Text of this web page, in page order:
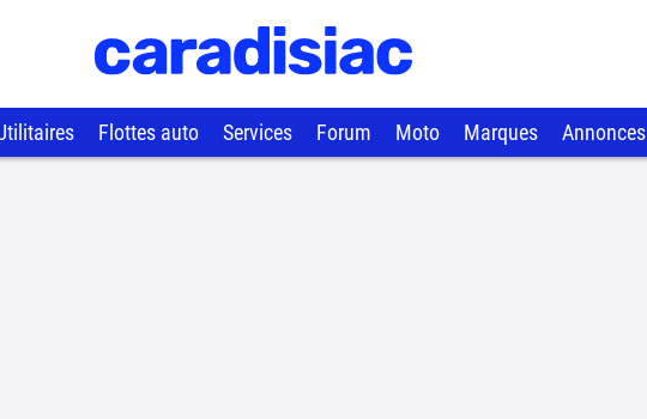
Flottes auto Services Forum Moto Marques Annonces